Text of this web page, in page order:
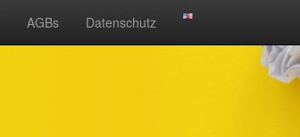
AGBs Datenschutz